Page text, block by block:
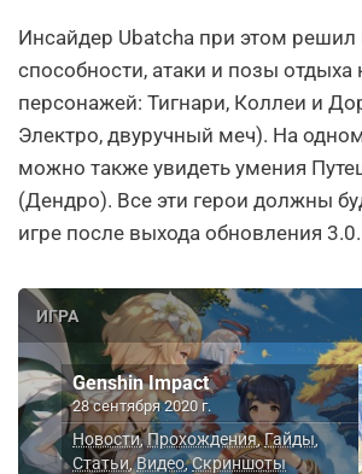
Инсайдер Ubatcha при этом решил
способности, атаки и позы отдыха
персонажей: Тигнари, Коллеи и
Электро, двуручный меч). На
можно также увидеть умения
(Дендро). Все эти герои должны
игре после выхода обновления 3.0.
ИГРА
Genshin Impact
28 сентября 2020 г.
Новости,Прохождения,Гайды,
Статьи,Видео,Скриншоты